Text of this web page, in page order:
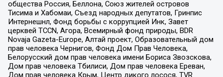
общества Россия, Беллона, Союз жителей островов
Тисима и Хабомаи, Съезд народных депутатов, Гринпис
Интернешнл, Фонд борьбы с коррупцией Инк, Завет
церквей TCCN, Агора, Всемирный фонд природы, BDR
Novaja Gazeta-Europe, Алтай проект, Образовательный дом
прав человека Чернигов, Фонд Дом Прав Человека,
Белорусский дом прав человека имени Бориса Звозскова,
Дом прав человека Тбилиси, Дом прав человека Ереван,
Дом прав человека Крым, Центр дикого лосося, TVR